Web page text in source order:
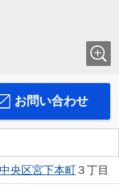
お問い合わせ
央区宮下本町 ３丁目